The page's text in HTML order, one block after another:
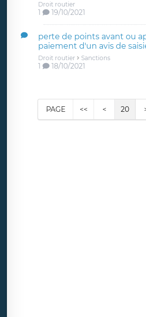
Droit routier
1 19/10/2021
perte de points avant ou
paiement d'un avis de
Droit routier Sanctions
1 18/10/2021
PAGE << < 20